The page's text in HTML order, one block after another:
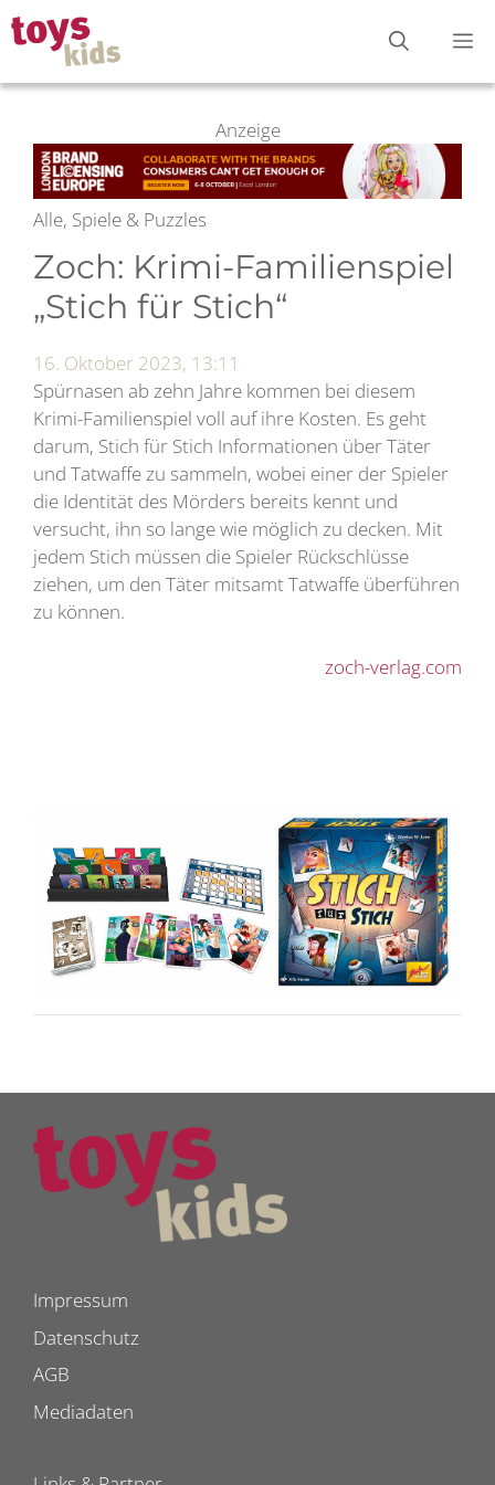
Zum
Inhalt
springen
Anzeige
Alle, Spiele & Puzzles
Zoch: Krimi-Familienspiel
„Stich für Stich“
16. Oktober 2023, 13:11
Spürnasen ab zehn Jahre kommen bei diesem
Krimi-Familienspiel voll auf ihre Kosten. Es geht
darum, Stich für Stich Informationen über Täter
und Tatwaffe zu sammeln, wobei einer der Spieler
die Identität des Mörders bereits kennt und
versucht, ihn so lange wie möglich zu decken. Mit
jedem Stich müssen die Spieler Rückschlüsse
ziehen, um den Täter mitsamt Tatwaffe überführen
zu können.
zoch-verlag.com
Impressum
Datenschutz
AGB
Mediadaten